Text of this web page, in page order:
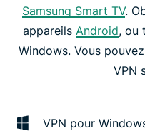
Samsung Smart TV.
appareils Android, ou
Windows. Vous
VPN
VPN pour